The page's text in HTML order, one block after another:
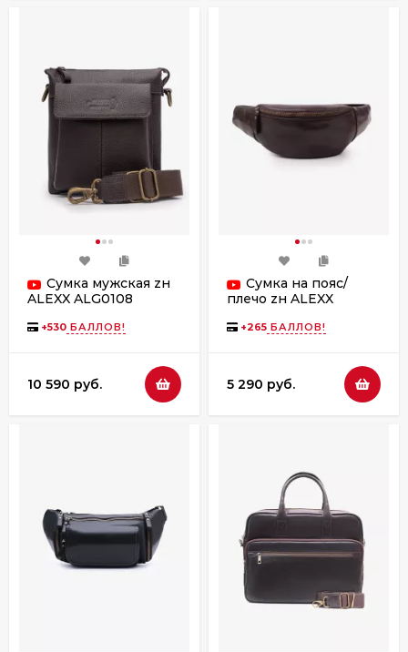
Сумка мужская zн
ALEXX ALG0108
+530 БАЛЛОВ!
10 590 руб.
Сумка на пояс/
плечо zн ALEXX
пулап
+265 БАЛЛОВ!
5 290 руб.